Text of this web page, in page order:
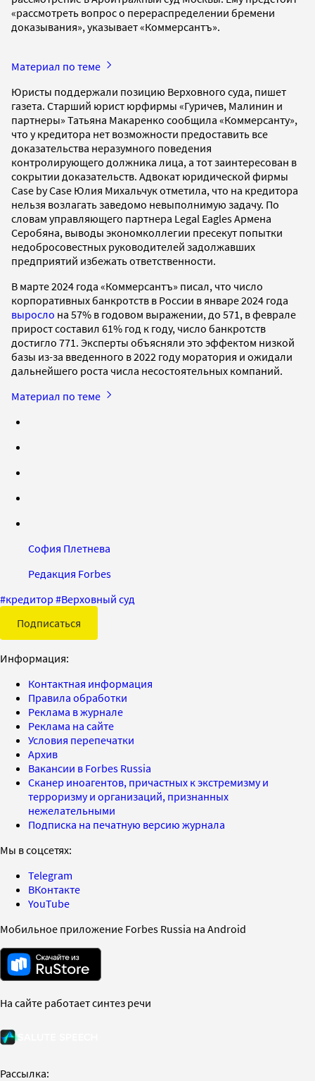
«рассмотреть вопрос о перераспределении бремени
доказывания», указывает «Коммерсантъ».
Материал по теме
Юристы поддержали позицию Верховного суда, пишет
газета. Старший юрист юрфирмы «Гуричев, Малинин и
партнеры» Татьяна Макаренко сообщила «Коммерсанту»,
что у кредитора нет возможности предоставить все
доказательства неразумного поведения
контролирующего должника лица, а тот заинтересован в
сокрытии доказательств. Адвокат юридической фирмы
Case by Case Юлия Михальчук отметила, что на кредитора
нельзя возлагать заведомо невыполнимую задачу. По
словам управляющего партнера Legal Eagles Армена
Серобяна, выводы экономколлегии пресекут попытки
недобросовестных руководителей задолжавших
предприятий избежать ответственности.
В марте 2024 года «Коммерсантъ» писал, что число
корпоративных банкротств в России в январе 2024 года
выросло на 57% в годовом выражении, до 571, в феврале
прирост составил 61% год к году, число банкротств
достигло 771. Эксперты объясняли это эффектом низкой
базы из-за введенного в 2022 году моратория и ожидали
дальнейшего роста числа несостоятельных компаний.
Материал по теме
София Плетнева
Редакция Forbes
#кредитор #Верховный суд
Подписаться
Информация:
Контактная информация
Правила обработки
Реклама в журнале
Реклама на сайте
Условия перепечатки
Архив
Вакансии в Forbes Russia
Сканер иноагентов, причастных к экстремизму и
терроризму и организаций, признанных
нежелательными
Подписка на печатную версию журнала
Мы в соцсетях:
Telegram
ВКонтакте
YouTube
Мобильное приложение Forbes Russia на Android
На сайте работает синтез речи
Рассылка: